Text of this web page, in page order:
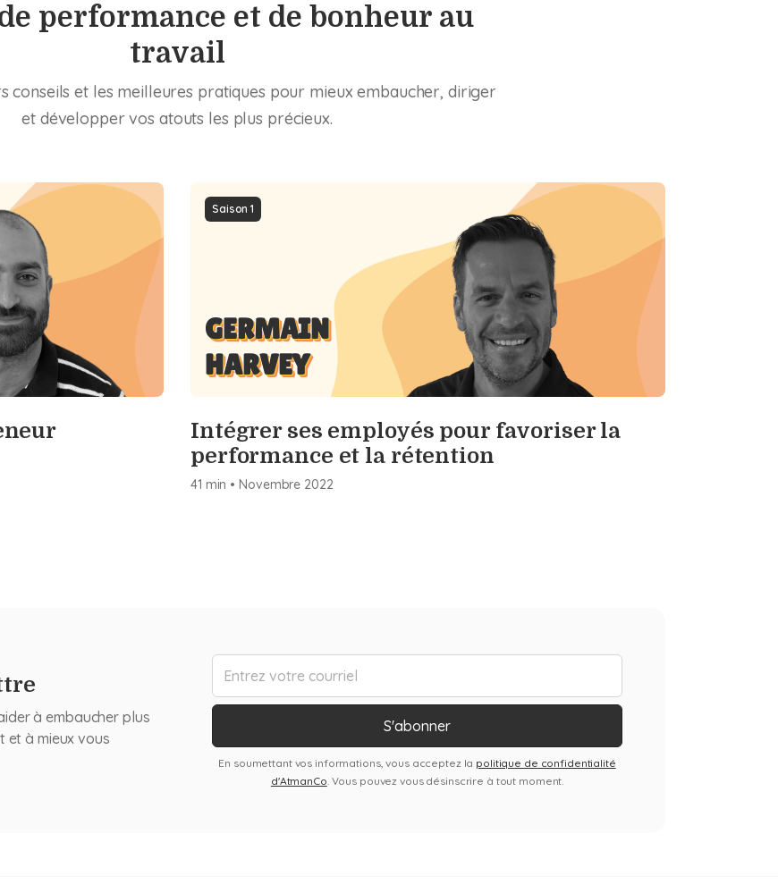
performance et de bonheur au
travail
conseils et les meilleures pratiques pour mieux embaucher, diriger
et développer vos atouts les plus précieux.
GERMAIN
HARVEY
Saison 1
Intégrer ses employés pour favoriser la
performance et la rétention
41 min • Novembre 2022
à embaucher plus
et à mieux vous
En soumettant vos informations, vous acceptez la politique de confidentialité
d'AtmanCo. Vous pouvez vous désinscrire à tout moment.